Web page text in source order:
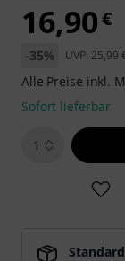
16,90€
-35% UVP: 25,99
Alle Preise inkl.
Sofort lieferbar
1